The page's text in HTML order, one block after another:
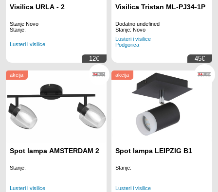
Visilica URLA - 2
Stanje Novo
Stanje:
Lusteri i visilice
12€
Visilica Tristan ML-PJ34-1P
Dodatno undefined
Stanje: Novo
Lusteri i visilice
Podgorica
45€
akcija
Spot lampa AMSTERDAM 2
Stanje:
Lusteri i visilice
akcija
Spot lampa LEIPZIG B1
Stanje:
Lusteri i visilice